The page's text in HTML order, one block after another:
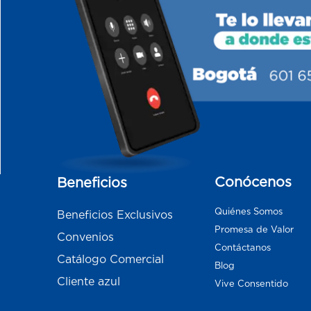
Beneficios
Beneficios Exclusivos
Convenios
Catálogo Comercial
Cliente azul
Conócenos
Quiénes Somos
Promesa de Valor
Contáctanos
Blog
Vive Consentido